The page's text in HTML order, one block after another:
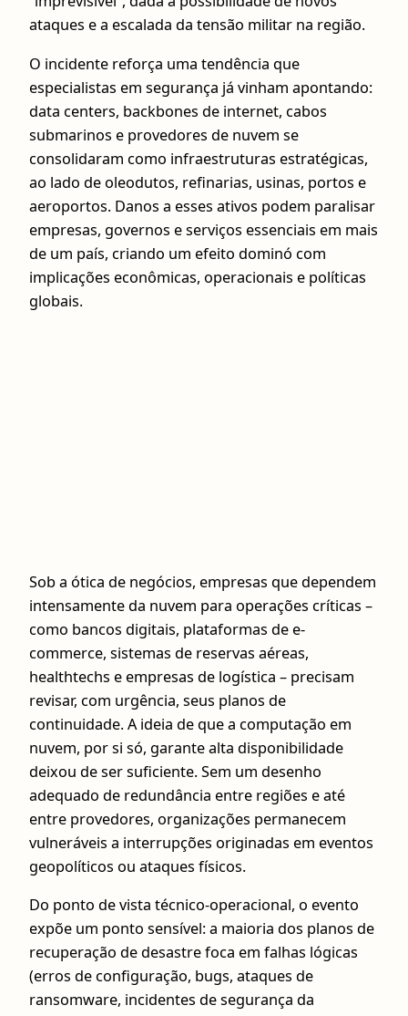
ataques e a escalada da tensão militar na região.
O incidente reforça uma tendência que
especialistas em segurança já vinham apontando:
data centers, backbones de internet, cabos
submarinos e provedores de nuvem se
consolidaram como infraestruturas estratégicas,
ao lado de oleodutos, refinarias, usinas, portos e
aeroportos. Danos a esses ativos podem paralisar
empresas, governos e serviços essenciais em mais
de um país, criando um efeito dominó com
implicações econômicas, operacionais e políticas
globais.
Sob a ótica de negócios, empresas que dependem
intensamente da nuvem para operações críticas –
como bancos digitais, plataformas de e-
commerce, sistemas de reservas aéreas,
healthtechs e empresas de logística – precisam
revisar, com urgência, seus planos de
continuidade. A ideia de que a computação em
nuvem, por si só, garante alta disponibilidade
deixou de ser suficiente. Sem um desenho
adequado de redundância entre regiões e até
entre provedores, organizações permanecem
vulneráveis a interrupções originadas em eventos
geopolíticos ou ataques físicos.
Do ponto de vista técnico-operacional, o evento
expõe um ponto sensível: a maioria dos planos de
recuperação de desastre foca em falhas lógicas
(erros de configuração, bugs, ataques de
ransomware, incidentes de segurança da